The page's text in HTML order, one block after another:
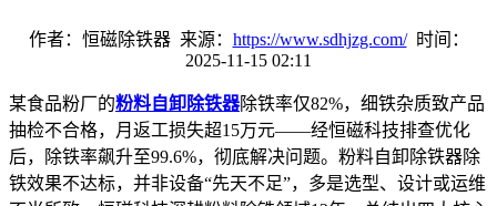
作者：恒磁除铁器 来源： https://www.sdhjzg.com/时间：
2025-11-15 02:11
某食品粉厂的粉料自卸除铁器除铁率仅82%，细铁杂质致产品
抽检不合格，月返工损失超15万元——经恒磁科技排查优化
后，除铁率飙升至99.6%，彻底解决问题。粉料自卸除铁器除
铁效果不达标，并非设备“先天不足”，多是选型、设计或运维